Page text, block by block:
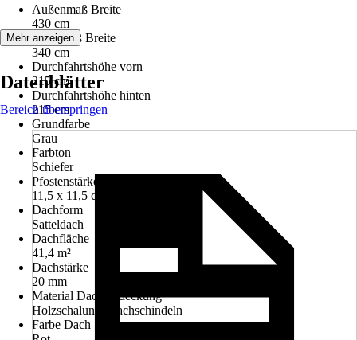
Außenmaß Breite
430 cm
Innenmaß Breite
340 cm
Durchfahrtshöhe vorn
215 cm
Durchfahrtshöhe hinten
215 cm
Grundfarbe
Grau
Farbton
Schiefer
Pfostenstärke
11,5 x 11,5 cm
Dachform
Satteldach
Dachfläche
41,4 m²
Dachstärke
20 mm
Material Dacheindeckung
Holzschalung, Dachschindeln
Farbe Dach
Mehr anzeigen
Datenblätter
Bereich überspringen